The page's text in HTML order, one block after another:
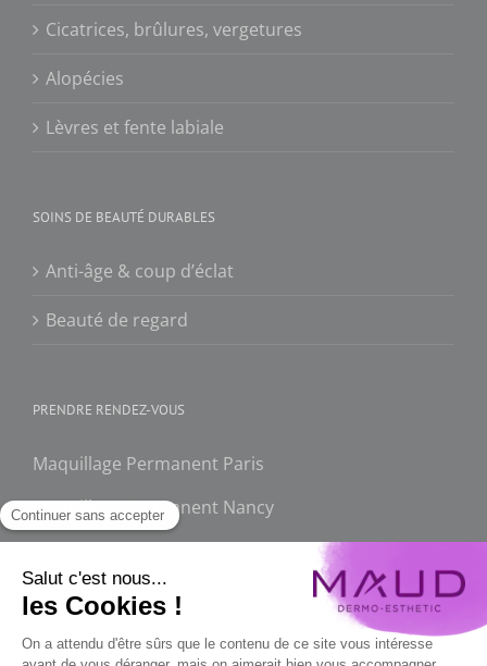
Cicatrices, brûlures, vergetures
Alopécies
Lèvres et fente labiale
SOINS DE BEAUTÉ DURABLES
Anti-âge & coup d’éclat
Beauté de regard
PRENDRE RENDEZ-VOUS
Maquillage Permanent Paris
Maquillage Permanent Nancy
FAQ
Maquillage permanent